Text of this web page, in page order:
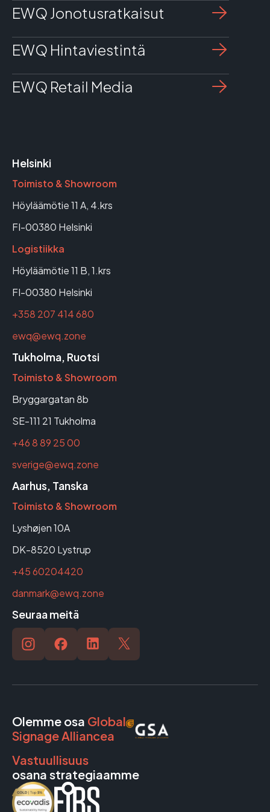
EWQ Jonotusratkaisut
EWQ Hintaviestintä
EWQ Retail Media
Helsinki
Toimisto & Showroom
Höyläämötie 11 A, 4.krs
FI-00380 Helsinki
Logistiikka
Höyläämötie 11 B, 1.krs
FI-00380 Helsinki
+358 207 414 680
ewq@ewq.zone
Tukholma, Ruotsi
Toimisto & Showroom
Bryggargatan 8b
SE-111 21 Tukholma
+46 8 89 25 00
sverige@ewq.zone
Aarhus, Tanska
Toimisto & Showroom
Lyshøjen 10A
DK-8520 Lystrup
+45 60204420
danmark@ewq.zone
Seuraa meitä
Olemme osa Global
Signage Alliancea
Vastuullisuus
osana strategiaamme